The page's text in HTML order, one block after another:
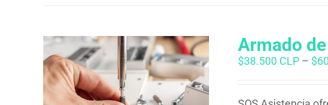
Armado
$38.500 CLP – $